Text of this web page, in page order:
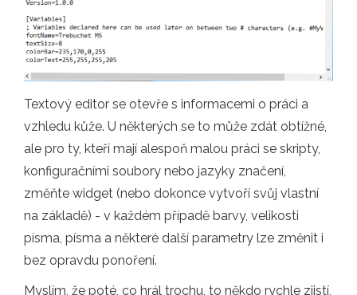
Textový editor se otevře s informacemi o práci a
vzhledu kůže. U některých se to může zdát obtížné,
ale pro ty, kteří mají alespoň malou práci se skripty,
konfiguračními soubory nebo jazyky značení,
změňte widget (nebo dokonce vytvoří svůj vlastní
na základě) - v každém případě barvy, velikosti
písma, písma a některé další parametry lze změnit i
bez opravdu ponoření.
Myslím, že poté, co hrál trochu, to někdo rychle zjistí,